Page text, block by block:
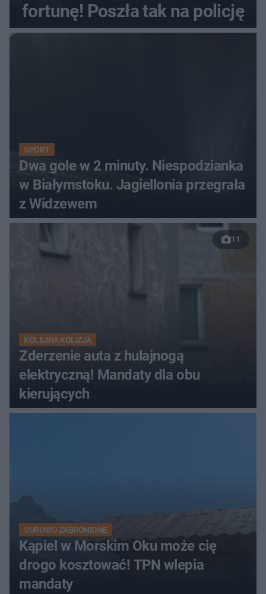
fortunę! Poszła tak na policję
SPORT
Dwa gole w 2 minuty. Niespodzianka
w Białymstoku. Jagiellonia przegrała
z Widzewem
11
KOLEJNA KOLIZJA
Zderzenie auta z hulajnogą
elektryczną! Mandaty dla obu
kierujących
SUROWO ZABRONIONE
Kąpiel w Morskim Oku może cię
drogo kosztować! TPN wlepia
mandaty